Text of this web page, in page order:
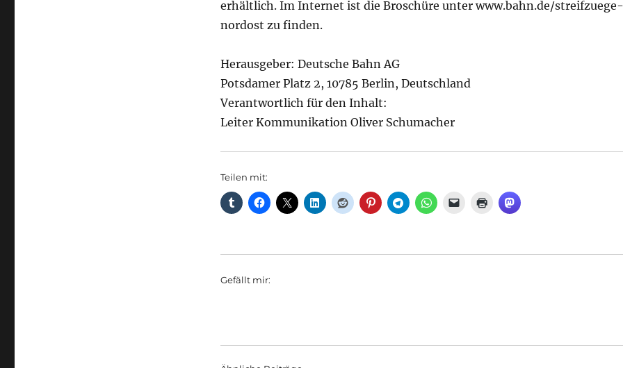
erhältlich. Im Internet ist die Broschüre unter www.bahn.de/streifzuege-
nordost zu finden.
Herausgeber: Deutsche Bahn AG
Potsdamer Platz 2, 10785 Berlin, Deutschland
Verantwortlich für den Inhalt:
Leiter Kommunikation Oliver Schumacher
Teilen mit:
Gefällt mir: